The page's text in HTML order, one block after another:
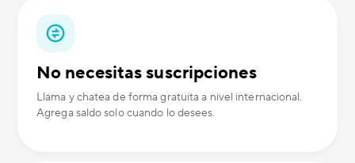
No necesitas suscripciones
Llama y chatea de forma gratuita a nivel internacional.
Agrega saldo solo cuando lo desees.